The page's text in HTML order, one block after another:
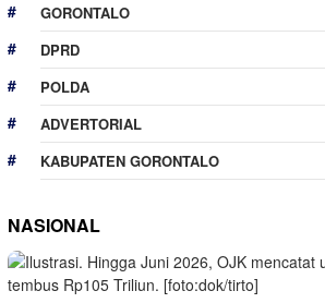
GORONTALO
DPRD
POLDA
ADVERTORIAL
KABUPATEN GORONTALO
NASIONAL